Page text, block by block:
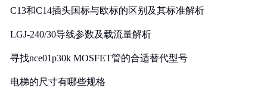
C13和C14插头国标与欧标的区别及其标准解析
LGJ-240/30导线参数及载流量解析
寻找nce01p30k MOSFET管的合适替代型号
电梯的尺寸有哪些规格